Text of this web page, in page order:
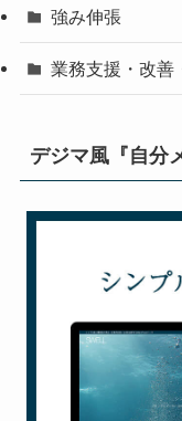
強み伸張
業務支援・改善
デジマ風『自分